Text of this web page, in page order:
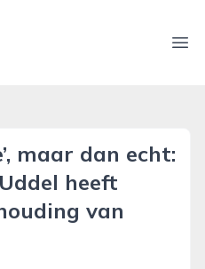
maar dan echt:
heeft
van